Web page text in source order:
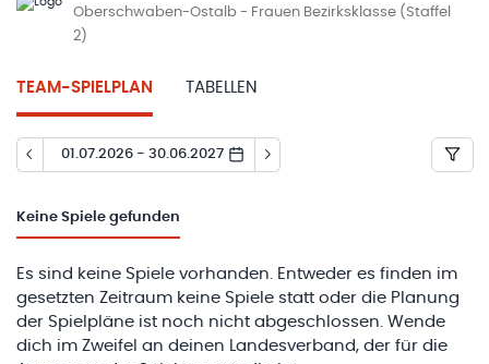
Oberschwaben-Ostalb - Frauen Bezirksklasse (Staffel
2)
TEAM-SPIELPLAN TABELLEN
01.07.2026 - 30.06.2027
Keine Spiele gefunden
Es sind keine Spiele vorhanden. Entweder es finden im
gesetzten Zeitraum keine Spiele statt oder die Planung
der Spielpläne ist noch nicht abgeschlossen. Wende
dich im Zweifel an deinen Landesverband, der für die